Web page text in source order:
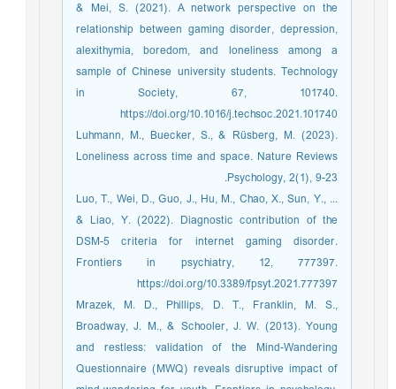
& Mei, S. (2021). A network perspective on the
relationship between gaming disorder, depression,
alexithymia, boredom, and loneliness among a
sample of Chinese university students. Technology
in Society, 67, 101740.
https://doi.org/10.1016/j.techsoc.2021.101740
Luhmann, M., Buecker, S., & Rüsberg, M. (2023).
Loneliness across time and space. Nature Reviews
Psychology, 2(1), 9-23.
Luo, T., Wei, D., Guo, J., Hu, M., Chao, X., Sun, Y., ...
& Liao, Y. (2022). Diagnostic contribution of the
DSM-5 criteria for internet gaming disorder.
Frontiers in psychiatry, 12, 777397.
https://doi.org/10.3389/fpsyt.2021.777397
Mrazek, M. D., Phillips, D. T., Franklin, M. S.,
Broadway, J. M., & Schooler, J. W. (2013). Young
and restless: validation of the Mind-Wandering
Questionnaire (MWQ) reveals disruptive impact of